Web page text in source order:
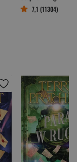
7,1 (11304)